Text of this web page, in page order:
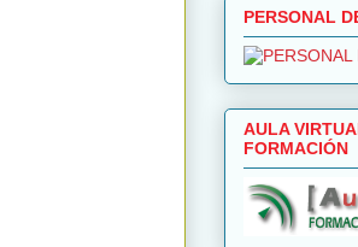
PERSONAL
AULA
FORMACIÓN